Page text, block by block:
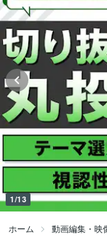
1/13
ホーム 動画編集・映